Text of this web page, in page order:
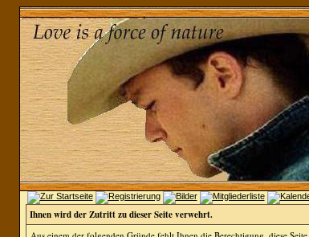
Ihnen wird der Zutritt zu dieser Seite verwehrt.